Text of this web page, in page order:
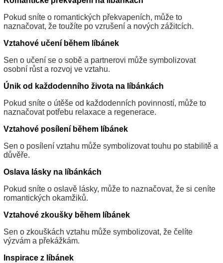
Pokud sníte o romantických překvapeních, může to
naznačovat, že toužíte po vzrušení a nových zážitcích.
Vztahové učení během líbánek
Sen o učení se o sobě a partnerovi může symbolizovat
osobní růst a rozvoj ve vztahu.
Únik od každodenního života na líbánkách
Pokud sníte o útěše od každodenních povinností, může to
naznačovat potřebu relaxace a regenerace.
Vztahové posílení během líbánek
Sen o posílení vztahu může symbolizovat touhu po stabilitě a
důvěře.
Oslava lásky na líbánkách
Pokud sníte o oslavě lásky, může to naznačovat, že si ceníte
romantických okamžiků.
Vztahové zkoušky během líbánek
Sen o zkouškách vztahu může symbolizovat, že čelíte
výzvám a překážkám.
Inspirace z líbánek